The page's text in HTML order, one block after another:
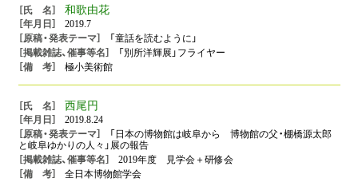
和歌由花
2019.7
「童話を読むように」
「別所洋輝展」フライヤー
極小美術館
西尾円
2019.8.24
「日本の博物館は岐阜から 博物館の父・棚橋源太郎
と岐阜ゆかりの人々」展の報告
2019年度 見学会＋研修会
全日本博物館学会